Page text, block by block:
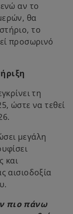
αν το
θα
το
προσωρινό
τη
ώστε να τεθεί
μεγάλη
και
αισιοδοξία
πιο πάνω